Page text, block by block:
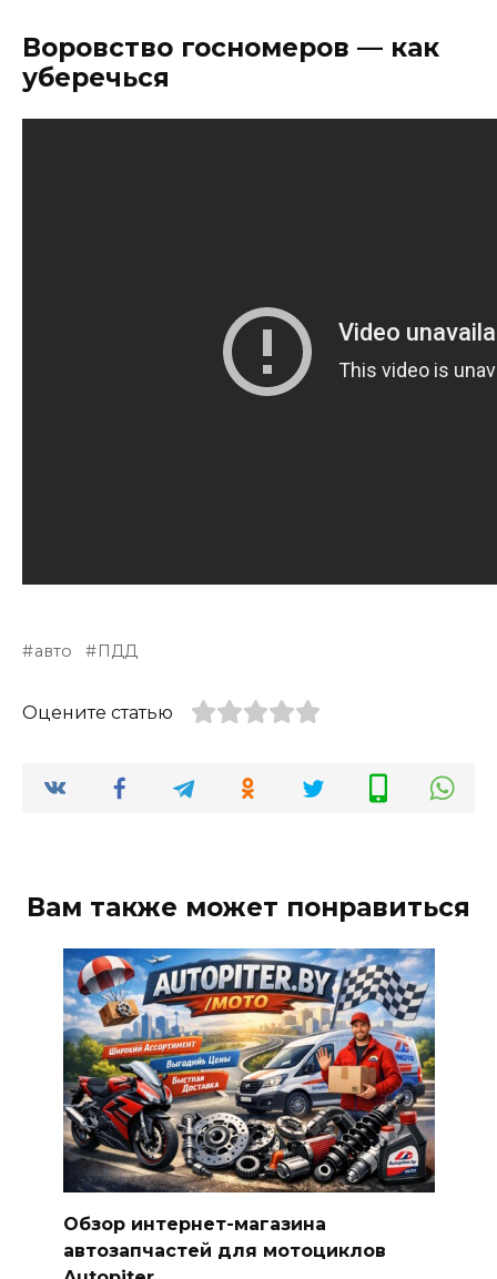
Воровство госномеров — как
уберечься
авто ПДД
Оцените статью
Вам также может понравиться
Обзор интернет-магазина
автозапчастей для мотоциклов